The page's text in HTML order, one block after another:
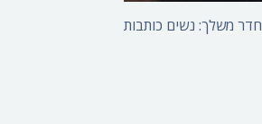
חדר משלך: נשים כותבות